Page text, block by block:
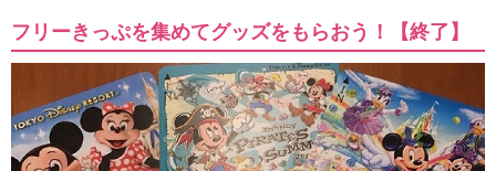
フリーきっぷを集めてグッズをもらおう！【終了】